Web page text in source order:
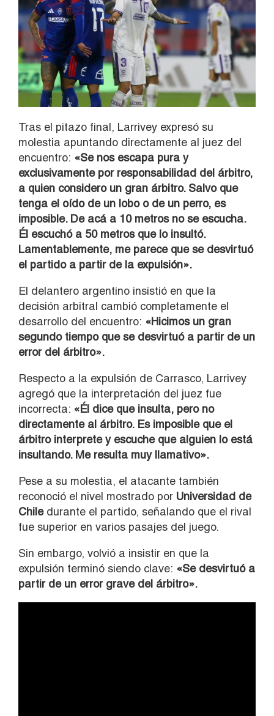
Tras el pitazo final, Larrivey expresó su
molestia apuntando directamente al juez del
encuentro: «Se nos escapa pura y
exclusivamente por responsabilidad del árbitro,
a quien considero un gran árbitro. Salvo que
tenga el oído de un lobo o de un perro, es
imposible. De acá a 10 metros no se escucha.
Él escuchó a 50 metros que lo insultó.
Lamentablemente, me parece que se desvirtuó
el partido a partir de la expulsión».
El delantero argentino insistió en que la
decisión arbitral cambió completamente el
desarrollo del encuentro: «Hicimos un gran
segundo tiempo que se desvirtuó a partir de un
error del árbitro».
Respecto a la expulsión de Carrasco, Larrivey
agregó que la interpretación del juez fue
incorrecta: «Él dice que insulta, pero no
directamente al árbitro. Es imposible que el
árbitro interprete y escuche que alguien lo está
insultando. Me resulta muy llamativo».
Pese a su molestia, el atacante también
reconoció el nivel mostrado por Universidad de
Chiledurante el partido, señalando que el rival
fue superior en varios pasajes del juego.
Sin embargo, volvió a insistir en que la
expulsión terminó siendo clave: «Se desvirtuó a
partir de un error grave del árbitro».